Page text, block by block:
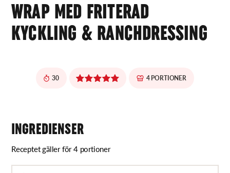
WRAP MED FRITERAD
KYCKLING & RANCHDRESSING
30 4 PORTIONER
INGREDIENSER
Receptet gäller för 4 portioner